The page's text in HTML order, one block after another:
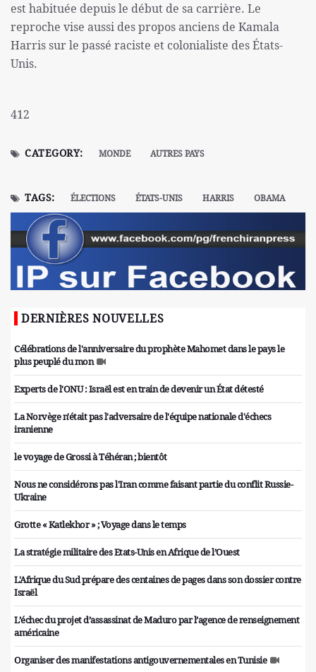
est habituée depuis le début de sa carrière. Le
reproche vise aussi des propos anciens de Kamala
Harris sur le passé raciste et colonialiste des États-
Unis.
412
CATEGORY: MONDE AUTRES PAYS
TAGS: ÉLECTIONS ÉTATS-UNIS HARRIS OBAMA
DERNIÈRES NOUVELLES
Célébrations de l'anniversaire du prophète Mahomet dans le pays le
plus peuplé du mon
Experts de l'ONU : Israël est en train de devenir un État détesté
La Norvège n'était pas l'adversaire de l'équipe nationale d'échecs
iranienne
le voyage de Grossi à Téhéran ; bientôt
Nous ne considérons pas l'Iran comme faisant partie du conflit Russie-
Ukraine
Grotte « Katlekhor » ; Voyage dans le temps
La stratégie militaire des Etats-Unis en Afrique de l’Ouest
L'Afrique du Sud prépare des centaines de pages dans son dossier contre
Israël
L’échec du projet d’assassinat de Maduro par l’agence de renseignement
américaine
Organiser des manifestations antigouvernementales en Tunisie